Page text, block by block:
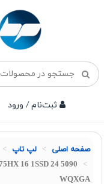
ثبت‌نام / ورود
صفحه اصلی لپ تاپ
16 1SSD 24 5090
WQXGA